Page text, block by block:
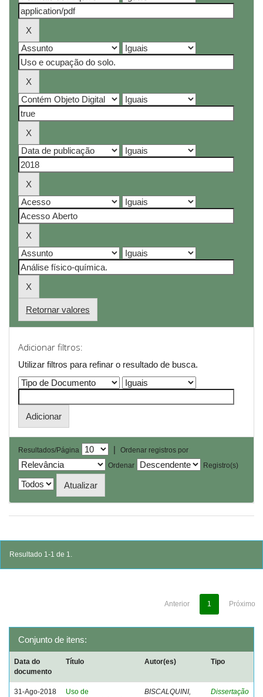
Retornar valores
Adicionar filtros:
Utilizar filtros para refinar o resultado de busca.
Resultados/Página |
Ordenar registros por
Ordenar
Registro(s)
Resultado 1-1 de 1.
Anterior 1 Próximo
Conjunto de itens:
Data do
documento
Título Autor(es) Tipo
31-Ago-2018
Uso de
BISCALQUINI,
Dissertação